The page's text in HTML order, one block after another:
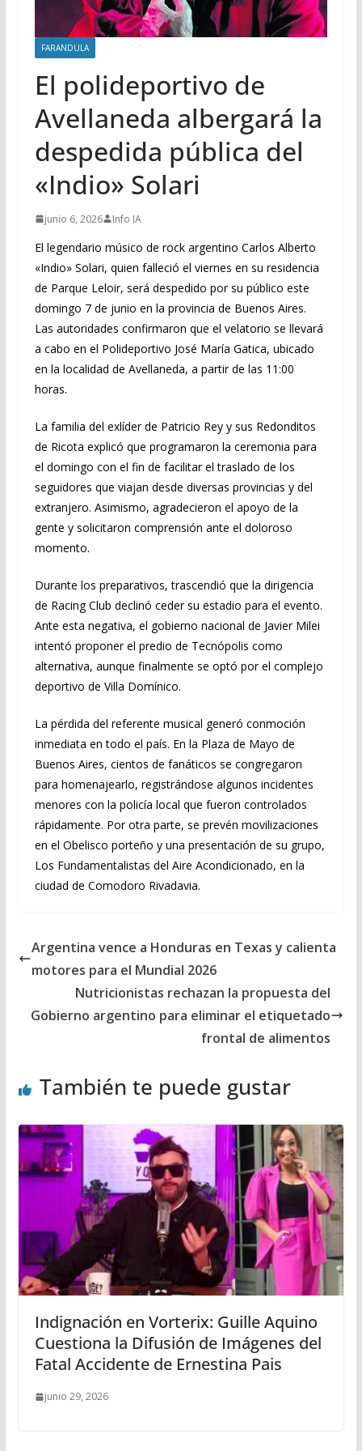
FARANDULA
El polideportivo de
Avellaneda albergará la
despedida pública del
«Indio» Solari
junio 6, 2026 Info IA
El legendario músico de rock argentino Carlos Alberto
«Indio» Solari, quien falleció el viernes en su residencia
de Parque Leloir, será despedido por su público este
domingo 7 de junio en la provincia de Buenos Aires.
Las autoridades confirmaron que el velatorio se llevará
a cabo en el Polideportivo José María Gatica, ubicado
en la localidad de Avellaneda, a partir de las 11:00
horas.
La familia del exlíder de Patricio Rey y sus Redonditos
de Ricota explicó que programaron la ceremonia para
el domingo con el fin de facilitar el traslado de los
seguidores que viajan desde diversas provincias y del
extranjero. Asimismo, agradecieron el apoyo de la
gente y solicitaron comprensión ante el doloroso
momento.
Durante los preparativos, trascendió que la dirigencia
de Racing Club declinó ceder su estadio para el evento.
Ante esta negativa, el gobierno nacional de Javier Milei
intentó proponer el predio de Tecnópolis como
alternativa, aunque finalmente se optó por el complejo
deportivo de Villa Domínico.
La pérdida del referente musical generó conmoción
inmediata en todo el país. En la Plaza de Mayo de
Buenos Aires, cientos de fanáticos se congregaron
para homenajearlo, registrándose algunos incidentes
menores con la policía local que fueron controlados
rápidamente. Por otra parte, se prevén movilizaciones
en el Obelisco porteño y una presentación de su grupo,
Los Fundamentalistas del Aire Acondicionado, en la
ciudad de Comodoro Rivadavia.
Argentina vence a Honduras en Texas y calienta
motores para el Mundial 2026
Nutricionistas rechazan la propuesta del
Gobierno argentino para eliminar el etiquetado
frontal de alimentos
También te puede gustar
Indignación en Vorterix: Guille Aquino
Cuestiona la Difusión de Imágenes del
Fatal Accidente de Ernestina Pais
junio 29, 2026